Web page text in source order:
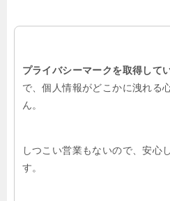
プライバシーマークを取得して
で、個人情報がどこかに洩れる
ん。
しつこい営業もないので、安心
す。